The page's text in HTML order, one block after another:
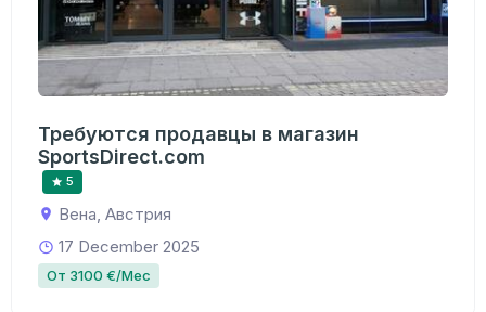
Требуются продавцы в магазин
SportsDirect.com
5
Вена, Австрия
17 December 2025
От 3100 €/Мес